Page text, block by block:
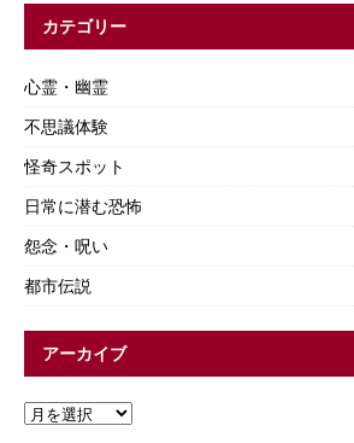
カテゴリー
心霊・幽霊
不思議体験
怪奇スポット
日常に潜む恐怖
怨念・呪い
都市伝説
アーカイブ